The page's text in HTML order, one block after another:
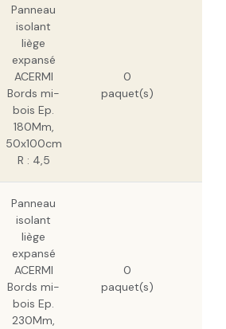
Panneau
isolant
liège
expansé
ACERMI
Bords mi-
bois Ep.
180Mm,
50x100cm
R : 4,5
0
paquet(s)
Panneau
isolant
liège
expansé
ACERMI
Bords mi-
bois Ep.
230Mm,
0
paquet(s)